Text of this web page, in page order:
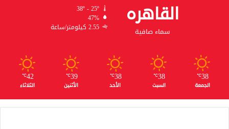
القاهره
سماء صافية
38º - 25º
47%
2.55 كيلومتر/ساعة
38
℃
الجمعة
38
℃
السبت
38
℃
الأحد
39
℃
الأثنين
42
℃
الثلاثاء